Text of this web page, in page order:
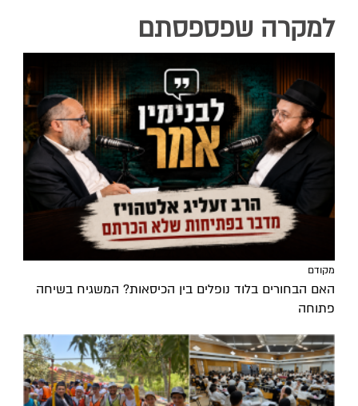
למקרה שפספסתם
מקודם
האם הבחורים בלוד נופלים בין הכיסאות? המשגיח בשיחה
פתוחה